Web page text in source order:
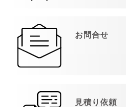
お問合せ
見積り依頼